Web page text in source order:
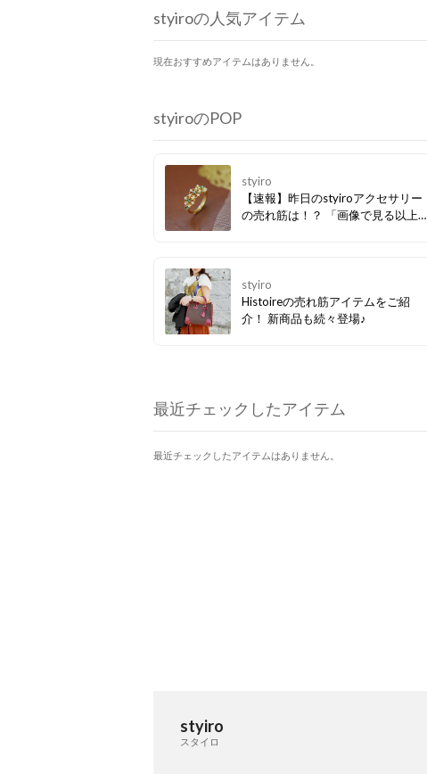
styiroの人気アイテム
現在おすすめアイテムはありません。
styiroのPOP
styiro
【速報】昨日のstyiroアクセサリー
の売れ筋は！？ 「画像で見る以上に
ューのフリーリング。1本でも指元
でしっかりと存在感を放ってくれま
す♪
styiro
Histoireの売れ筋アイテムをご紹
介！ 新商品も続々登場♪
最近チェックしたアイテム
最近チェックしたアイテムはありません。
styiro
スタイロ